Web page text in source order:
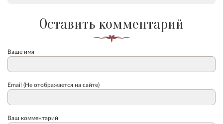
Оставить комментарий
Ваше имя
Email (Не отображается на сайте)
Ваш комментарий